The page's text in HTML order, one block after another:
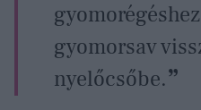
gyomorsav
nyelőcsőbe.